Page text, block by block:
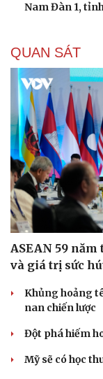
Nam Đàn 1,
QUAN SÁT
ASEAN 59
và giá trị sức
Khủng hoảng
nan chiến lược
Đột phá hiếm
Mỹ sẽ có học